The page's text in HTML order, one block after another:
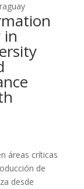
in
áreas críticas
de
desde